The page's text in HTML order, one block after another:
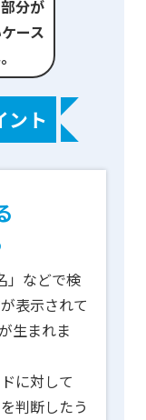
部分が
ース
ント
」などで検
表示されて
生まれま
に対して
判断したう